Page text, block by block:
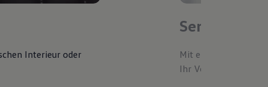
Interieur oder
Service-
Mit einem
Ihr Volkswagen